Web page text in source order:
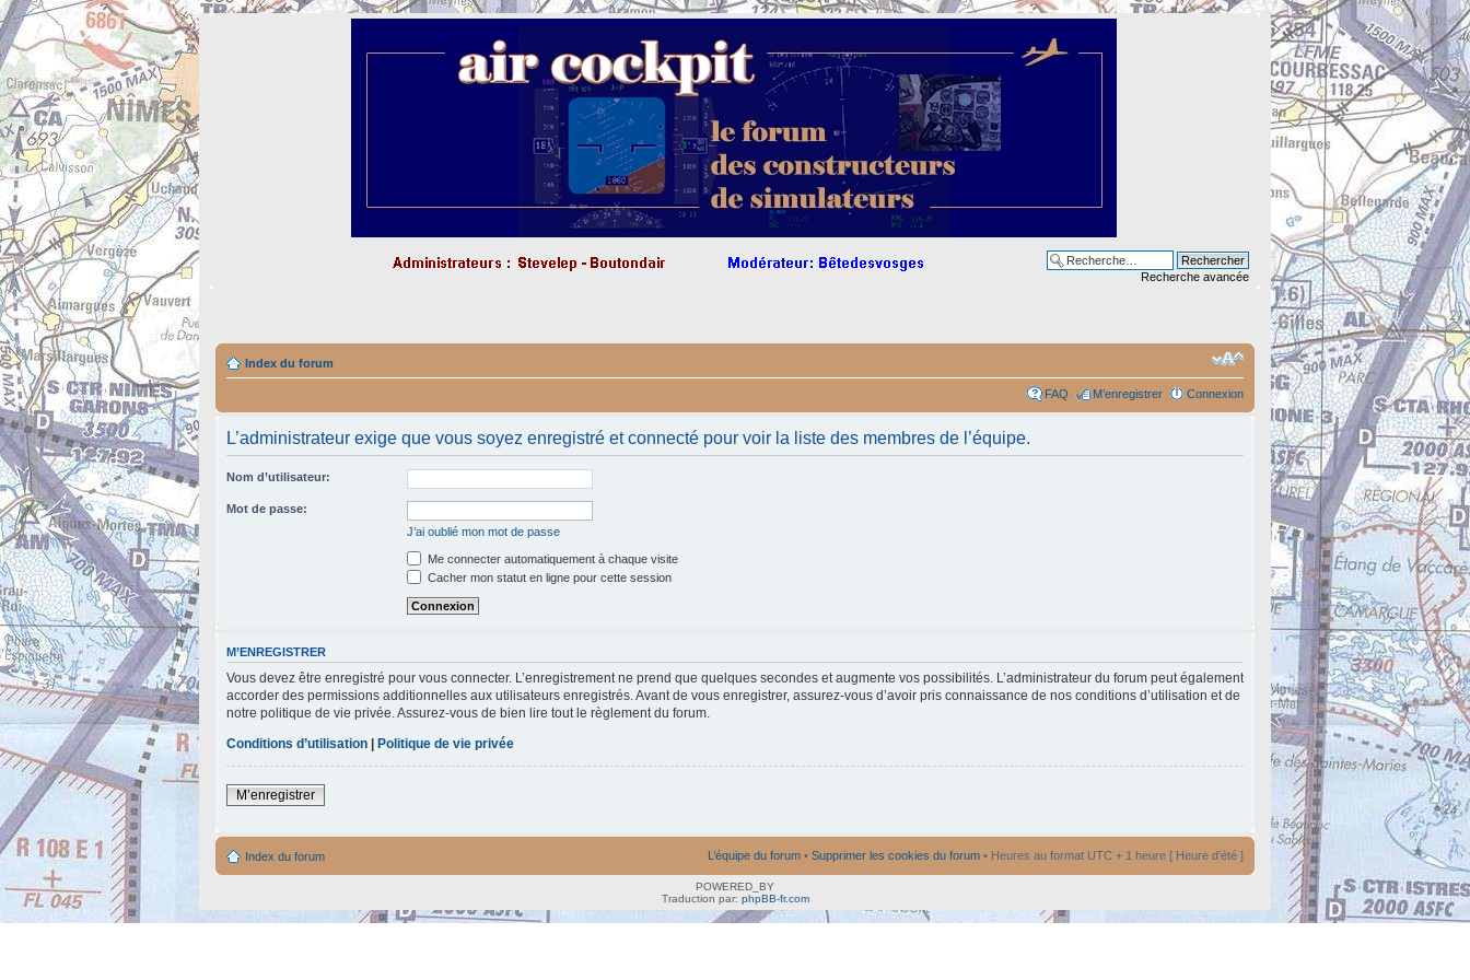
Recherche avancée
Index du forum
FAQ M’enregistrer Connexion
L’administrateur exige que vous soyez enregistré et connecté pour voir la liste des membres de l’équipe.
Nom d’utilisateur:
Mot de passe:
J’ai oublié mon mot de passe
Me connecter automatiquement à chaque visite
Cacher mon statut en ligne pour cette session
M’ENREGISTRER
Vous devez être enregistré pour vous connecter. L’enregistrement ne prend que quelques secondes et augmente vos possibilités. L’administrateur du forum peut également
accorder des permissions additionnelles aux utilisateurs enregistrés. Avant de vous enregistrer, assurez-vous d’avoir pris connaissance de nos conditions d’utilisation et de
notre politique de vie privée. Assurez-vous de bien lire tout le règlement du forum.
Conditions d’utilisation | Politique de vie privée
M’enregistrer
Index du forum L’équipe du forum • Supprimer les cookies du forum • Heures au format UTC + 1 heure [ Heure d’été ]
POWERED_BY
Traduction par: phpBB-fr.com